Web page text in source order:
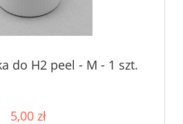
do H2 peel - M - 1 szt.
5,00 zł